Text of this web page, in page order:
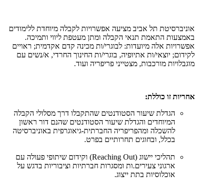
אוניברסיטת תל אביב מציעה אפשרויות לקבלה מיוחדת ללימודים
באמצעות התאמת תנאי הקבלה ומתן מעטפת ליווי ותמיכה.
אפשרויות אלה מיועדות: לבוגרי/ות מכינה קדם אקדמית; ראויים
לקידום; יוצאי/ות אתיופיה, בוגרי/ות החינוך החרדי, א/נשים עם
מוגבלויות מורכבות, מצטייני פריפריה ועוד.
אחריות זו כוללת:
הגדלת שיעור הסטודנטים שהתקבלו דרך מסלולי הקבלה
המיוחדים והגדלת שיעור הסטודנטים שהנם דור ראשון
להשכלה ומהפריפריה החברתית-גיאוגרפית באוניברסיטה
בכלל, ובחוגים תחרותיים בפרט.
תהליכי יישוג (Reaching Out) וקידום שיתופי פעולה עם
ארגוני צעירים.ות ומסגרות חברתיות וציבוריות בדגש על
אוכלוסיות בתת ייצוג.